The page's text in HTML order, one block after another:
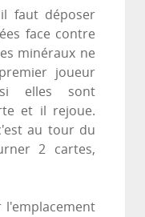
faut déposer
face contre
minéraux ne
joueur
elles sont
et il rejoue.
au tour du
2 cartes,